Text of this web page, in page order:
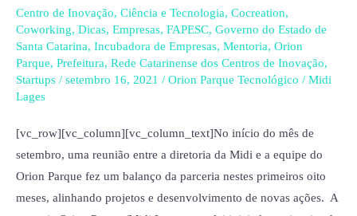
Centro de Inovação, Ciência e Tecnologia, Cocreation,
Coworking, Dicas, Empresas, FAPESC, Governo do Estado de
Santa Catarina, Incubadora de Empresas, Mentoria, Orion
Parque, Prefeitura, Rede Catarinense dos Centros de Inovação,
Startups / setembro 16, 2021 / Orion Parque Tecnológico / Midi
Lages
[vc_row][vc_column][vc_column_text]No início do mês de
setembro, uma reunião entre a diretoria da Midi e a equipe do
Orion Parque fez um balanço da parceria nestes primeiros oito
meses, alinhando projetos e desenvolvimento de novas ações. A
projetos
no
de
oito
da
Parque